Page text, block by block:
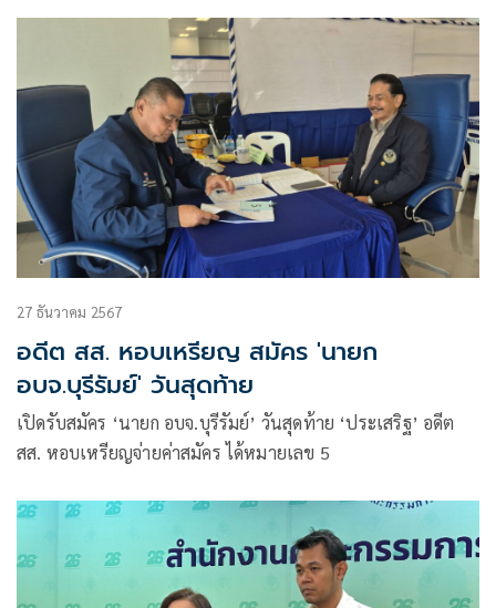
27 ธันวาคม 2567
อดีต สส. หอบเหรียญ สมัคร 'นายก
อบจ.บุรีรัมย์' วันสุดท้าย
เปิดรับสมัคร ‘นายก อบจ.บุรีรัมย์’ วันสุดท้าย ‘ประเสริฐ’ อดีต
สส. หอบเหรียญจ่ายค่าสมัคร ได้หมายเลข 5